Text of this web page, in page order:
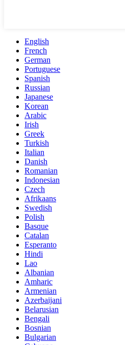
English
French
German
Portuguese
Spanish
Russian
Japanese
Korean
Arabic
Irish
Greek
Turkish
Italian
Danish
Romanian
Indonesian
Czech
Afrikaans
Swedish
Polish
Basque
Catalan
Esperanto
Hindi
Lao
Albanian
Amharic
Armenian
Azerbaijani
Belarusian
Bengali
Bosnian
Bulgarian